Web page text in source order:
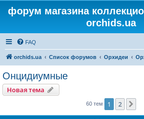
форум магазина
orchids.ua
FAQ
orchids.ua Список форумов Орхидеи
Онцидиумные
Новая тема
60 тем 1 2